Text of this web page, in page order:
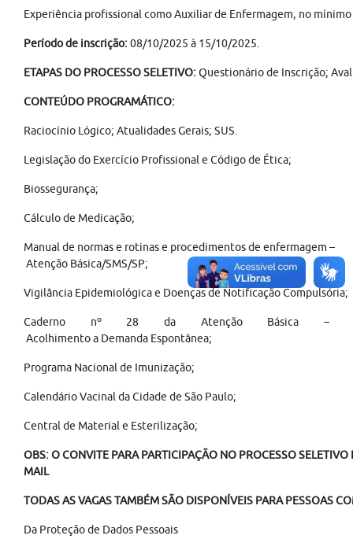
Experiência profissional como Auxiliar de Enfermagem, no
Período de inscrição:08/10/2025 à 15/10/2025.
ETAPAS DO PROCESSO SELETIVO:Questionário de Inscrição;
CONTEÚDO PROGRAMÁTICO:
Raciocínio Lógico; Atualidades Gerais; SUS.
Legislação do Exercício Profissional e Código de Ética;
Biossegurança;
Cálculo de Medicação;
Manual de normas e rotinas e procedimentos de enfermagem –
Atenção Básica/SMS/SP;
Vigilância Epidemiológica e Doenças de Notificação Compulsória;
Caderno nº 28 da Atenção Básica –
Acolhimento a Demanda Espontânea;
Programa Nacional de Imunização;
Calendário Vacinal da Cidade de São Paulo;
Central de Material e Esterilização;
OBS: O CONVITE PARA PARTICIPAÇÃO NO PROCESSO SELETIVO
MAIL
TODAS AS VAGAS TAMBÉM SÃO DISPONÍVEIS PARA PESSOAS
Da Proteção de Dados Pessoais